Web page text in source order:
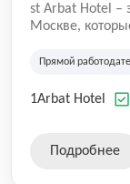
st Arbat Hotel –
Москве,
Семеновская,
Прямой
1Arbat Hotel
Подробнее